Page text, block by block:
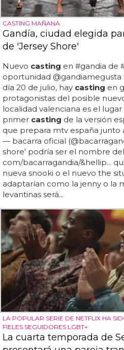
CASTING MAÑANA
Gandía, ciudad elegida
de 'Jersey Shore'
Nuevo casting en #gandia de
oportunidad @gandiamegusta
día 20 de julio, hay casting en
protagonistas del posible
localidad valenciana es el
primer casting de la versión
que prepara mtv españa junto
— bacarra oficial
shore' podría ser el nombre
com/bacarragandia/&hellip...
nueva snooki o el nuevo the
adaptarían como la jenny o la
levantinas será...
LA POPULAR SERIE DE NETFLIX HA
FIELES SEGUIDORES LGBT+
La cuarta temporada de